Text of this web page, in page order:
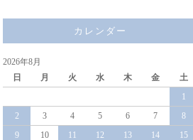
カレンダー
2026年8月
日
月 火 水 木 金
土
1
2
3 4 5 6 7
8
9
10 11 12 13 14
15